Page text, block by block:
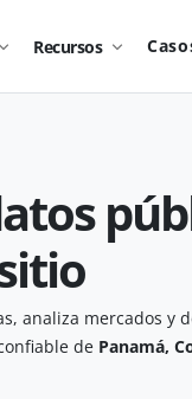
Recursos
analiza mercados y
de Panamá,